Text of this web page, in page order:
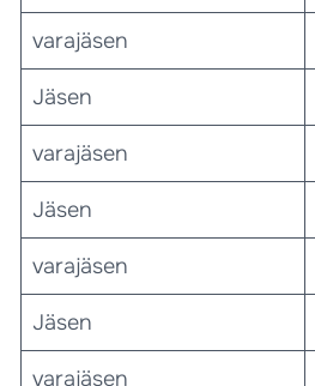
varajäsen
Jäsen
varajäsen
Jäsen
varajäsen
Jäsen
varajäsen